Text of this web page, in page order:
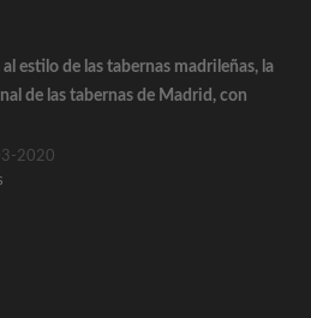
al estilo de las tabernas madrileñas, la
de las tabernas de Madrid, con
2020